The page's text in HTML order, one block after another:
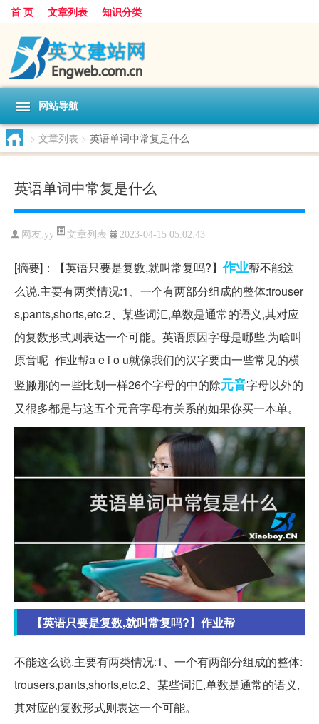
首 页 文章列表 知识分类
网站导航
> 文章列表 > 英语单词中常复是什么
英语单词中常复是什么
网友:yy 文章列表 2023-04-15 05:02:43
[摘要]：【英语只要是复数,就叫常复吗?】作业帮不能这
么说.主要有两类情况:1、一个有两部分组成的整体:trouser
s,pants,shorts,etc.2、某些词汇,单数是通常的语义,其对应
的复数形式则表达一个可能。英语原因字母是哪些.为啥叫
原音呢_作业帮a e i o u就像我们的汉字要由一些常见的横
竖撇那的一些比划一样26个字母的中的除元音字母以外的
又很多都是与这五个元音字母有关系的如果你买一本单。
【英语只要是复数,就叫常复吗?】作业帮
不能这么说.主要有两类情况:1、一个有两部分组成的整体:
trousers,pants,shorts,etc.2、某些词汇,单数是通常的语义,
其对应的复数形式则表达一个可能。